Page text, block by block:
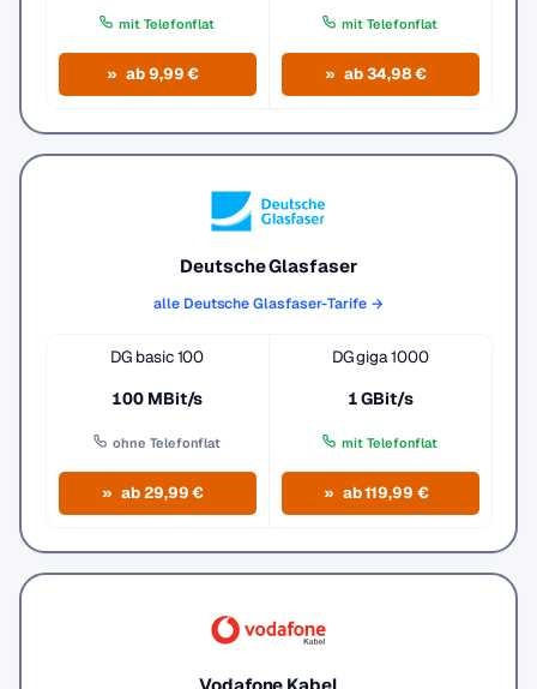
mit Telefonflat
ab 9,99 €
mit Telefonflat
ab 34,98 €
Deutsche Glasfaser
alle Deutsche Glasfaser-Tarife →
DG basic 100
100 MBit/s
ohne Telefonflat
ab 29,99 €
DG giga 1000
1 GBit/s
mit Telefonflat
ab 119,99 €
Vodafone Kabel